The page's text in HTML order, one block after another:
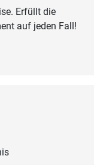
Erfüllt die
auf jeden Fall!